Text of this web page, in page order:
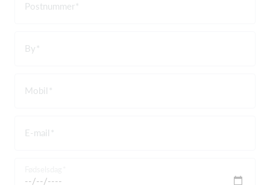
Postnummer
By
Mobil
E-mail